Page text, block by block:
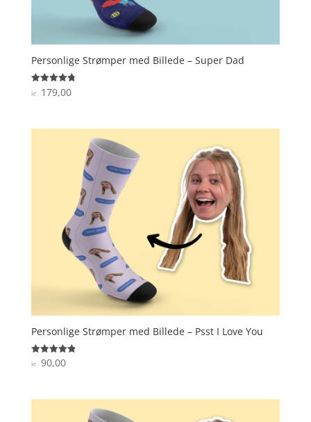
Personlige Strømper med Billede – Super Dad
Vurderet
4.8
kr. 179,00
Personlige Strømper med Billede – Psst I Love You
Vurderet
4.9
kr.90,00